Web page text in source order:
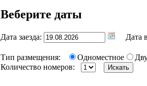
Веберите даты
Дата заезда: Дата
Тип размещения: Одноместное
Количество номеров: